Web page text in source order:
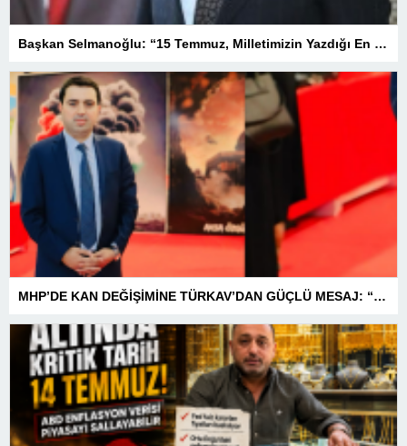
Başkan Selmanoğlu: “15 Temmuz, Milletimizin Yazdığı En Büyük Demokrasi Destanlarından Biridir”
MHP’DE KAN DEĞİŞİMİNE TÜRKAV’DAN GÜÇLÜ MESAJ: “BİRLİK VE BERABERLİKLE DAHA GÜÇLÜYÜZ”